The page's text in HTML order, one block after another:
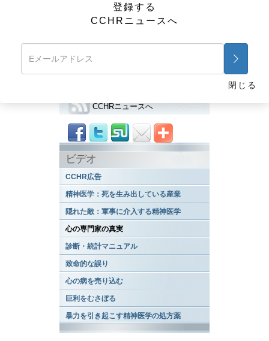
ーは、精神医学のおぞましい歴史と現在の実践についての実話
を語り、残虐行為と強制に依存するその体質が、その発祥以来
次画面
前に戻る
診断・統計マニュアル
CCHRニュースへ
ビデオ
CCHR広告
精神医学：死を生み出している産業
隠れた敵：軍事に介入する精神医学
心の専門家の真実
診断・統計マニュアル
致命的な誤り
心の病を売り込む
巨利をむさぼる
暴力を引き起こす精神医学の処方薬
登録する
CCHRニュースへ
閉じる